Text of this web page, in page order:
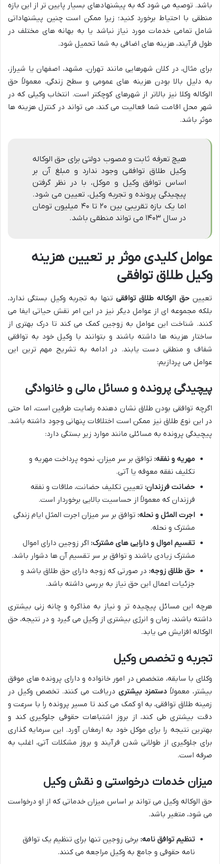
باشد. توصیه می شود که به پیشنهادهای بسیار پایین تر از این بازه
منطقی با احتیاط برخورد کنید؛ زیرا ممکن است چنین پیشنهاداتی
شامل تمامی خدمات مورد نیاز نباشد یا به بهانه های مختلف در
طول فرآیند، هزینه های اضافی به شما تحمیل شود.
برای مثال، در کلان شهرهایی مانند تهران، مشهد، اصفهان یا شیراز،
به دلیل بالا بودن هزینه های عمومی و سطح زندگی، معمولاً حق
الوکاله وکلا نیز بالاتر از شهرهای کوچکتر است. انتخاب وکیلی که در
شهر محل اقامت شما فعالیت می کند، می تواند در کنترل هزینه ها
موثر باشد.
هیچ تعرفه ثابت و مصوب دولتی برای حق الوکاله
وکیل طلاق توافقی وجود ندارد و مبلغ آن بر
اساس توافق وکیل و موکل، با در نظر گرفتن
پیچیدگی پرونده و تجربه وکیل، تعیین می شود.
اما یک بازه تقریبی بین ۲۰ تا ۴۰ میلیون تومان
در سال ۱۴۰۳ می تواند منطقی باشد.
عوامل کلیدی موثر بر تعیین هزینه
وکیل طلاق توافقی
تعیینحق الوکاله طلاق توافقی تنها به تجربه وکیل بستگی ندارد،
بلکه مجموعه ای از عوامل دیگر نیز در این امر نقش حیاتی ایفا می
کنند. شناخت این عوامل به زوجین کمک می کند تا درک بهتری از
ساختار هزینه ها داشته باشند و بتوانند با وکیل خود به توافقی
شفاف و منطقی دست یابند. در ادامه به تشریح مهم ترین این
عوامل می پردازیم:
پیچیدگی پرونده و مسائل مالی و خانوادگی
اگرچه توافقی بودن طلاق نشان دهنده رضایت طرفین است، اما حتی
در این نوع طلاق نیز ممکن است اختلافات پنهانی وجود داشته باشد.
پیچیدگی پرونده به مسائلی مانند موارد زیر بستگی دارد:
مهریه و نفقه: توافق بر سر میزان، نحوه پرداخت مهریه و
تکلیف نفقه معوقه یا آتی.
حضانت فرزندان: تعیین تکلیف حضانت، ملاقات و نفقه
فرزندان که معمولاً از حساسیت بالایی برخوردار است.
اجرت المثل و نحله: توافق بر سر میزان اجرت المثل ایام زندگی
مشترک و نحله.
تقسیم اموال و دارایی های مشترک: اگر زوجین دارای اموال
مشترک زیادی باشند و توافق بر سر تقسیم آن ها دشوار باشد.
حق طلاق زوجه: در صورتی که زوجه دارای حق طلاق باشد و
جزئیات اعمال این حق نیاز به بررسی داشته باشد.
هرچه این مسائل پیچیده تر و نیاز به مذاکره و چانه زنی بیشتری
داشته باشند، زمان و انرژی بیشتری از وکیل می گیرد و در نتیجه، حق
الوکاله افزایش می یابد.
تجربه و تخصص وکیل
وکلای با سابقه، متخصص در امور خانواده و دارای پرونده های موفق
بیشتر، معمولاً دستمزد بیشتری دریافت می کنند. تخصص وکیل در
زمینه طلاق توافقی، به او کمک می کند تا مسیر پرونده را با سرعت و
دقت بیشتری طی کند، از بروز اشتباهات حقوقی جلوگیری کند و
بهترین نتیجه را برای موکل خود به ارمغان آورد. این سرمایه گذاری
برای جلوگیری از طولانی شدن فرآیند و بروز مشکلات آتی، اغلب به
صرفه است.
میزان خدمات درخواستی و نقش وکیل
حق الوکاله وکیل می تواند بر اساس میزان خدماتی که از او درخواست
می شود، متغیر باشد.
تنظیم توافق نامه: برخی زوجین تنها برای تنظیم یک توافق
نامه حقوقی و جامع به وکیل مراجعه می کنند.